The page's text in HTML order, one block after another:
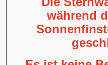
während